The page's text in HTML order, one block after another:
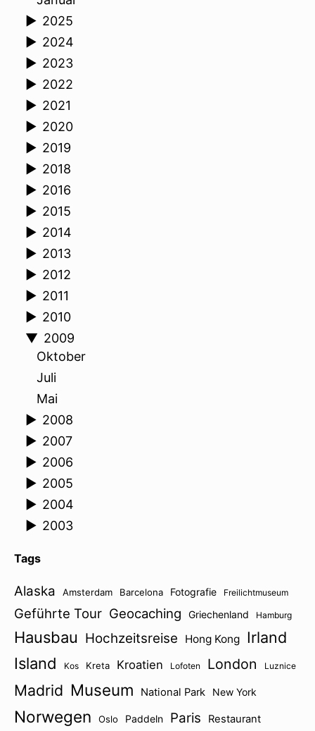
► 2025
► 2024
► 2023
► 2022
► 2021
► 2020
► 2019
► 2018
► 2016
► 2015
► 2014
► 2013
► 2012
► 2011
► 2010
▼ 2009
Oktober
Juli
Mai
► 2008
► 2007
► 2006
► 2005
► 2004
► 2003
Tags
Alaska Amsterdam Barcelona Fotografie Freilichtmuseum
Geführte Tour Geocaching Griechenland Hamburg
Hausbau Hochzeitsreise Hong Kong Irland
Island
Kos Kreta Kroatien Lofoten London Luznice
Madrid Museum National Park New York
Norwegen Oslo Paddeln Paris Restaurant